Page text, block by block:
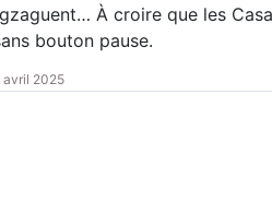
À croire que les
bouton pause.
avril 2025